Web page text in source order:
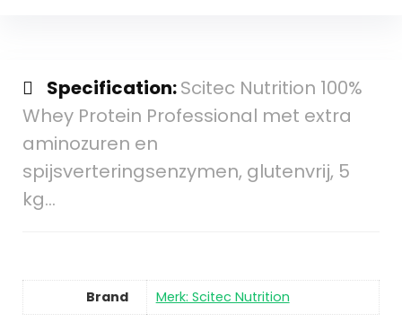
Specification:Scitec Nutrition 100%
Whey Protein Professional met extra
aminozuren en
spijsverteringsenzymen, glutenvrij, 5
kg…
Brand Merk: Scitec Nutrition